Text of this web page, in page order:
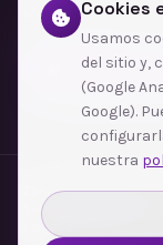
Mataró (Barcelona)
Déjanos tu
Zonas de cobertura·
Sabadell
Ver todas las zonas →
Cookies
Usamos
del sitio y,
(Google
Google).
nuestra